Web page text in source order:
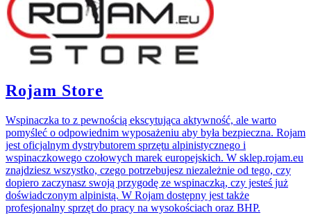
Rojam Store
Wspinaczka to z pewnością ekscytująca aktywność, ale warto
pomyśleć o odpowiednim wyposażeniu aby była bezpieczna. Rojam
jest oficjalnym dystrybutorem sprzętu alpinistycznego i
wspinaczkowego czołowych marek europejskich. W sklep.rojam.eu
znajdziesz wszystko, czego potrzebujesz niezależnie od tego, czy
dopiero zaczynasz swoją przygodę ze wspinaczką, czy jesteś już
doświadczonym alpinistą. W Rojam dostępny jest także
profesjonalny sprzęt do pracy na wysokościach oraz BHP.